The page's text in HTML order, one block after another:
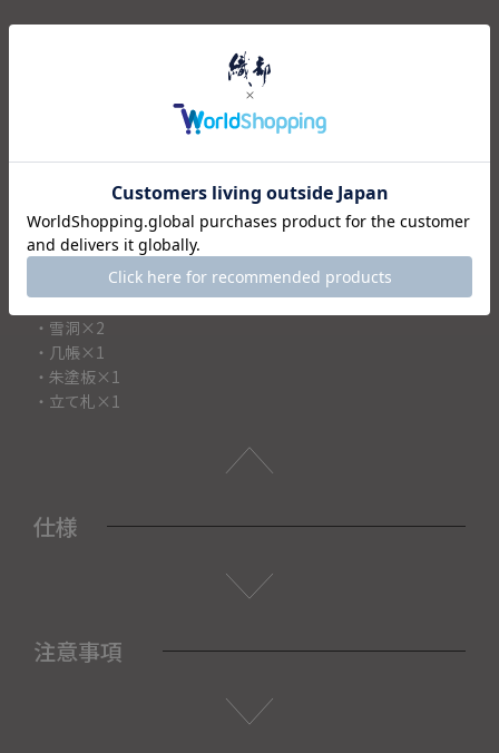
やさしい気持ちにしてくれます。
コンパクトなのでリビングにまた玄関に、季節を楽しむイン
テリアとしておすすめです。
＜セット内容＞
・お雛様×1
・お内裏様×1
・雪洞×2
・几帳×1
・朱塗板×1
・立て札×1
仕様
注意事項